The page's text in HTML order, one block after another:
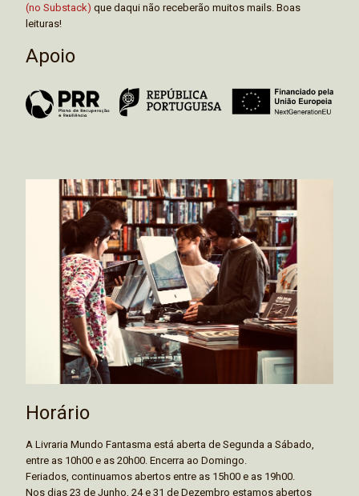
(no Substack) que daqui não receberão muitos mails. Boas
leituras!
Apoio
Horário
A Livraria Mundo Fantasma está aberta de Segunda a Sábado,
entre as 10h00 e as 20h00. Encerra ao Domingo.
Feriados, continuamos abertos entre as 15h00 e as 19h00.
Nos dias 23 de Junho, 24 e 31 de Dezembro estamos abertos